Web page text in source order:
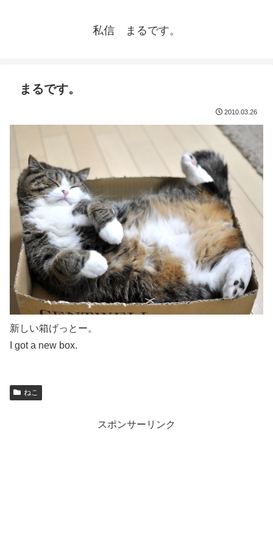
私信 まるです。
まるです。
2010.03.26
新しい箱げっとー。
I got a new box.
ねこ
スポンサーリンク